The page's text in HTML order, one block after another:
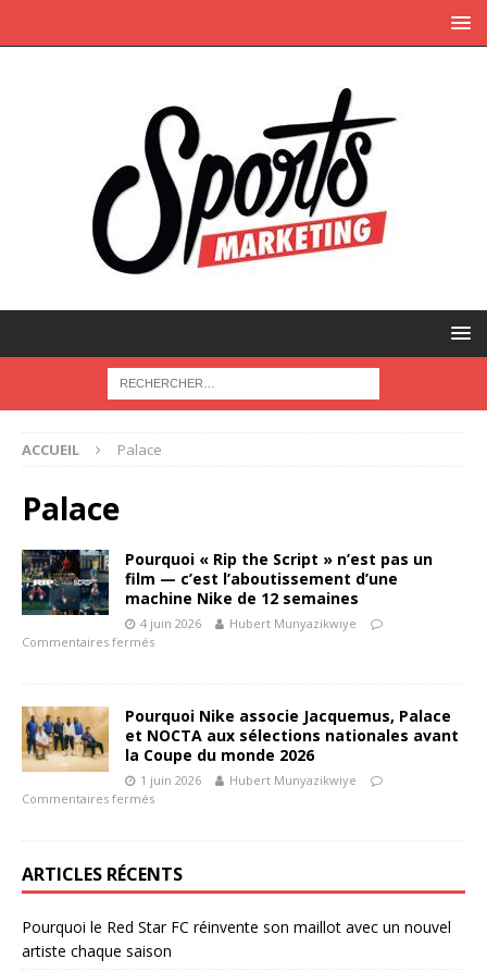
ACCUEIL Palace
Palace
Pourquoi « Rip the Script » n’est pas un
film — c’est l’aboutissement d’une
machine Nike de 12 semaines
4 juin 2026
Hubert Munyazikwiye
Commentaires fermés
Pourquoi Nike associe Jacquemus, Palace
et NOCTA aux sélections nationales avant
la Coupe du monde 2026
1 juin 2026
Hubert Munyazikwiye
Commentaires fermés
ARTICLES RÉCENTS
Pourquoi le Red Star FC réinvente son maillot avec un nouvel
artiste chaque saison